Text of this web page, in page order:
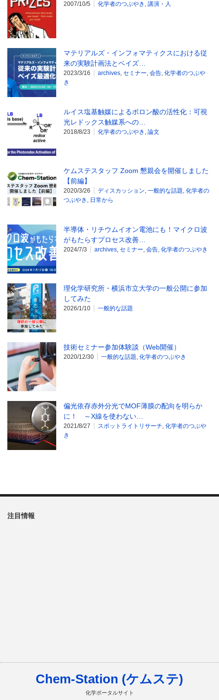
2007/10/5 化学者のつぶやき , 講演・人
マテリアルズ・インフォマティクスにおける従
来の実験計画法とベイズ…
2023/3/16 archives, セミナー, 会告, 化学者のつぶや
き
ルイス塩基触媒によるボロン酸の活性化：可視
光レドックス触媒系への…
2018/8/23 化学者のつぶやき , 論文
ケムステスタッフ Zoom 懇親会を開催しました
【前編】
2020/3/26 ディスカッション, 一般的な話題, 化学者の
つぶやき , 日常から
半導体・リチウムイオン電池にも！マイクロ波
がもたらすプロセス改善…
2024/7/3 archives, セミナー, 会告, 化学者のつぶやき
理化学研究所・横浜市立大学の一般公開に参加
してみた
2026/1/10 一般的な話題
技術セミナー参加体験談（Web開催）
2020/12/30 一般的な話題, 化学者のつぶやき
偏光依存赤外分光でMOF薄膜の配向を明らか
に！ ～X線を使わない…
2021/8/27 スポットライトリサーチ, 化学者のつぶや
き
注目情報
Chem-Station (ケムステ)
化学ポータルサイト